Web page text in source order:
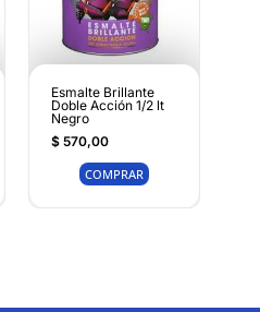
Esmalte Brillante
Doble Acción 1/2 lt
Negro
$570,00
COMPRAR